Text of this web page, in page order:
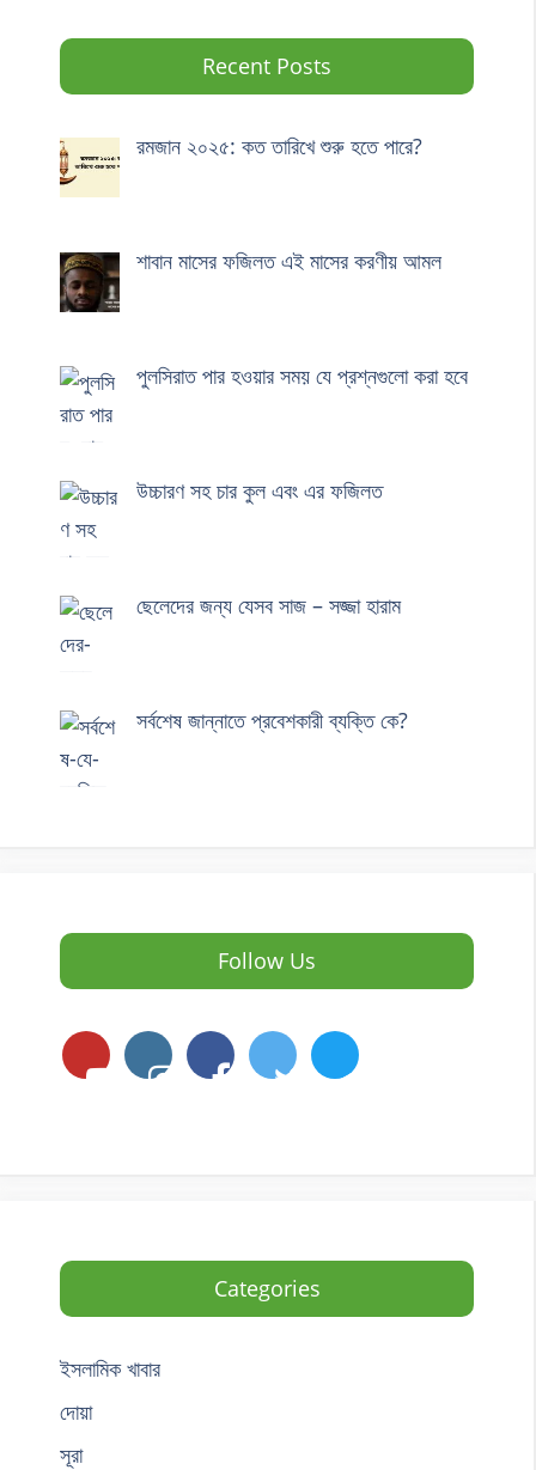
Recent Posts
রমজান ২০২৫: কত তারিখে শুরু হতে পারে?
শাবান মাসের ফজিলত এই মাসের করণীয় আমল
পুলসিরাত পার হওয়ার সময় যে প্রশ্নগুলো করা হবে
উচ্চারণ সহ চার কুল এবং এর ফজিলত
ছেলেদের জন্য যেসব সাজ – সজ্জা হারাম
সর্বশেষ জান্নাতে প্রবেশকারী ব্যক্তি কে?
Follow Us
Categories
ইসলামিক খাবার
দোয়া
সূরা